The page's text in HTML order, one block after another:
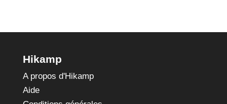
Hikamp
A propos d'Hikamp
Aide